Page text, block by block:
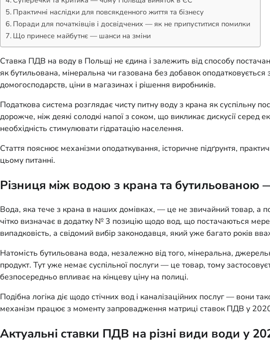
Практичні наслідки для повсякденного життя та бізнесу
Поради для початківців і досвідчених — як не припуститися помилки
Що принесе майбутнє — шанси на зміни
Ставка ПДВ на воду в Польщі не єдина і залежить від способу
як бутильована, мінеральна чи газована без добавок
домогосподарств, ціни в магазинах і рішення виробників.
Податкова система розглядає чисту питну воду з крана як суспільну
дорожче, ніж деякі солодкі напої з соком, що викликає дискусії серед
необхідність стимулювати гідратацію населення.
Стаття пояснює механізми оподаткування, історичне підґрунтя,
цьому питанні.
Різниця між водою з крана та бутильованою
Вода, яка тече з крана в наших домівках, — це не звичайний товар, а
чітко визначає в додатку № 3 позицію щодо вод, що постачаються
випадковість, а свідомий вибір законодавця, який уже багато років
Натомість бутильована вода, незалежно від того, мінеральна,
продукт. Тут уже немає суспільної послуги — це товар, тому
безпосередньо впливає на кінцеву ціну на полиці.
Подібна логіка діє щодо стічних вод і каналізаційних послуг — вони
механізм працює з моменту запровадження матриці ставок ПДВ у
Актуальні ставки ПДВ на різні види води у